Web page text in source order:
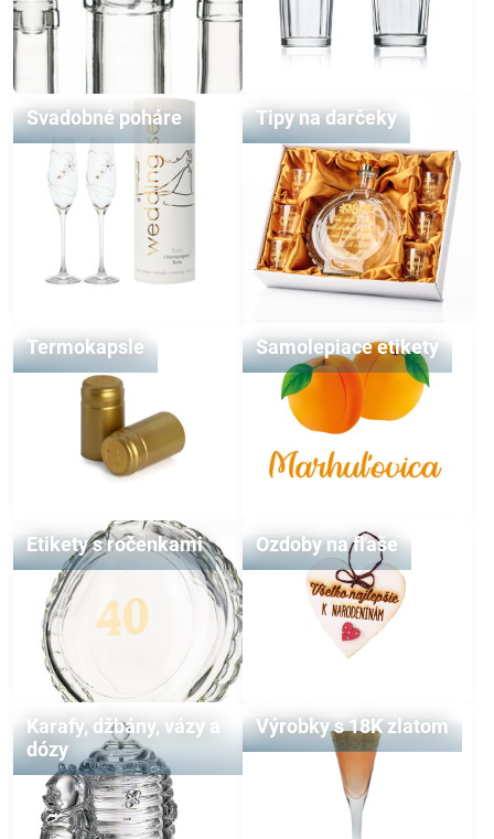
Svadobné poháre Tipy na darčeky
Termokapsle Samolepiace etikety
Etikety s ročenkami Ozdoby na fľaše
Karafy, džbány, vázy a
dózy
Výrobky s 18K zlatom